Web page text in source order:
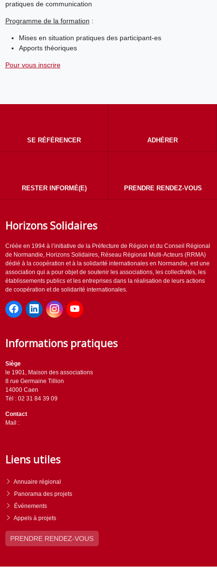
pratiques de communication
Programme de la formation :
Mises en situation pratiques des participant-es
Apports théoriques
Pour vous inscrire
SE RÉFÉRENCER ADHÉRER
RESTER INFORMÉ(E) PRENDRE RENDEZ-VOUS
Horizons Solidaires
Créée en 1994 à l’initiative de la Préfecture de Région et du Conseil Régional
de Normandie, Horizons Solidaires, Réseau Régional Multi-Acteurs (RRMA)
dédié à la coopération et à la solidarité internationales en Normandie, est une
association qui a pour objet de soutenir les associations, les collectivités, les
établissements publics et les entreprises dans la réalisation de leurs actions
de coopération et de solidarité internationales.
Informations pratiques
Siège
le 1901, Maison des associations
8 rue Germaine Tillion
14000 Caen
Tél : 02 31 84 39 09
Contact
Mail :
Liens utiles
Annuaire régional
Panorama des projets
Événements
Appels à projets
PRENDRE RENDEZ-VOUS